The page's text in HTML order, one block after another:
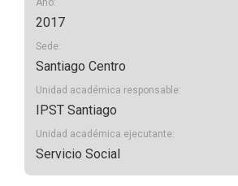
2017
Sede:
Santiago Centro
Unidad académica responsable:
IPST Santiago
Unidad académica ejecutante:
Servicio Social